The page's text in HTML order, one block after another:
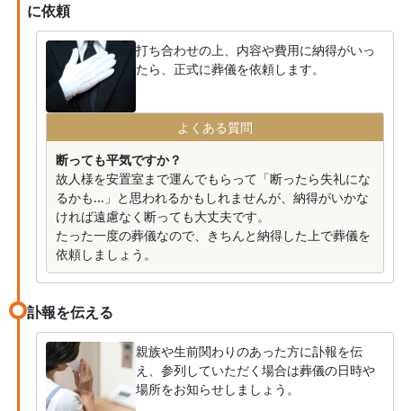
に依頼
打ち合わせの上、内容や費用に納得がいっ
たら、正式に葬儀を依頼します。
よくある質問
断っても平気ですか？
故人様を安置室まで運んでもらって「断ったら失礼にな
るかも...」と思われるかもしれませんが、納得がいかな
ければ遠慮なく断っても大丈夫です。
たった一度の葬儀なので、きちんと納得した上で葬儀を
依頼しましょう。
訃報を伝える
親族や生前関わりのあった方に訃報を伝
え、参列していただく場合は葬儀の日時や
場所をお知らせしましょう。